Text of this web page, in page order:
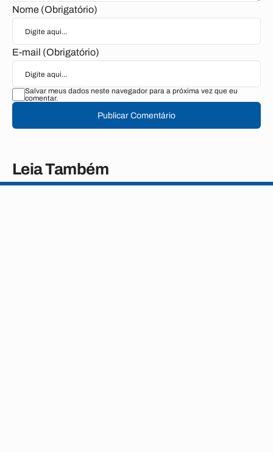
Nome (Obrigatório)
E-mail (Obrigatório)
Salvar meus dados neste navegador para a próxima vez que eu
comentar.
Publicar Comentário
Leia Também